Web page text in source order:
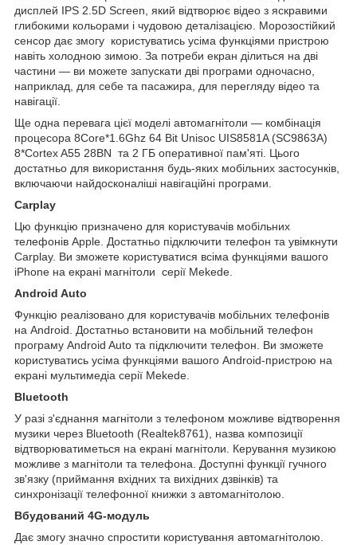
дисплей IPS 2.5D Screen, який відтворює відео з яскравими
глибокими кольорами і чудовою деталізацією. Морозостійкий
сенсор дає змогу користуватись усіма функціями пристрою
навіть холодною зимою. За потреби екран ділиться на дві
частини — ви можете запускати дві програми одночасно,
наприклад, для себе та пасажира, для перегляду відео та
навігації.
Ще одна перевага цієї моделі автомагнітоли — комбінація
процесора 8Core*1.6Ghz 64 Bit Unisoc UIS8581A (SC9863A)
8*Cortex A55 28BN та 2 ГБ оперативної пам'яті. Цього
достатньо для використання будь-яких мобільних застосунків,
включаючи найдосконаліші навігаційні програми.
Carplay
Цю функцію призначено для користувачів мобільних
телефонів Apple. Достатньо підключити телефон та увімкнути
Carplay. Ви зможете користуватися всіма функціями вашого
iPhone на екрані магнітоли серії Mekede.
Android Auto
Функцію реалізовано для користувачів мобільних телефонів
на Android. Достатньо встановити на мобільний телефон
програму Android Auto та підключити телефон. Ви зможете
користуватись усіма функціями вашого Android-пристрою на
екрані мультимедіа серії Mekede.
Bluetooth
У разі з'єднання магнітоли з телефоном можливе відтворення
музики через Bluetooth (Realtek8761), назва композиції
відтворюватиметься на екрані магнітоли. Керування музикою
можливе з магнітоли та телефона. Доступні функції гучного
зв'язку (приймання вхідних та вихідних дзвінків) та
синхронізації телефонної книжки з автомагнітолою.
Вбудований 4G-модуль
Дає змогу значно спростити користування автомагнітолою.